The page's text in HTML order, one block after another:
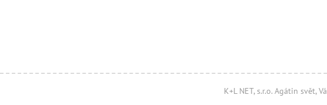
K+L NET, s.r.o. Agátin svět,